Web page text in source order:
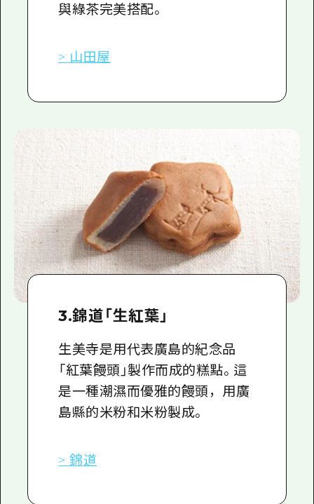
與綠茶完美搭配。
> 山田屋
3.錦道「生紅葉」
生美寺是用代表廣島的紀念品
「紅葉饅頭」製作而成的糕點。這
是一種潮濕而優雅的饅頭，用廣
島縣的米粉和米粉製成。
> 錦道